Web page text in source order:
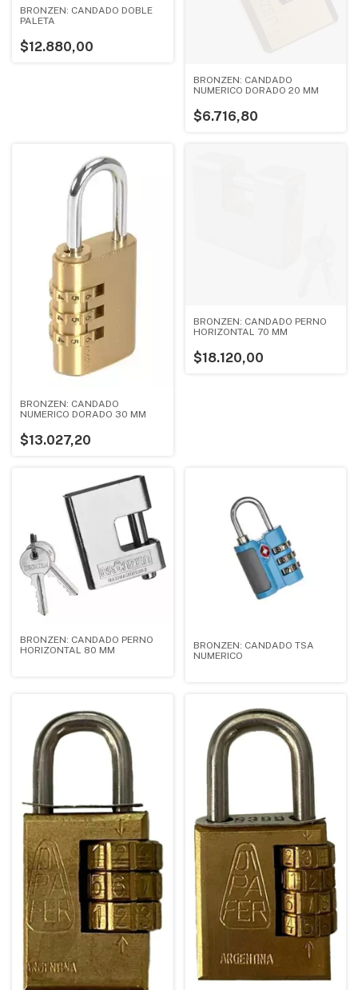
BRONZEN: CANDADO DOBLE
PALETA
$12.880,00
BRONZEN: CANDADO
NUMERICO DORADO 20 MM
$6.716,80
BRONZEN: CANDADO
NUMERICO DORADO 30 MM
$13.027,20
BRONZEN: CANDADO PERNO
HORIZONTAL 70 MM
$18.120,00
BRONZEN: CANDADO PERNO
HORIZONTAL 80 MM
BRONZEN: CANDADO TSA
NUMERICO